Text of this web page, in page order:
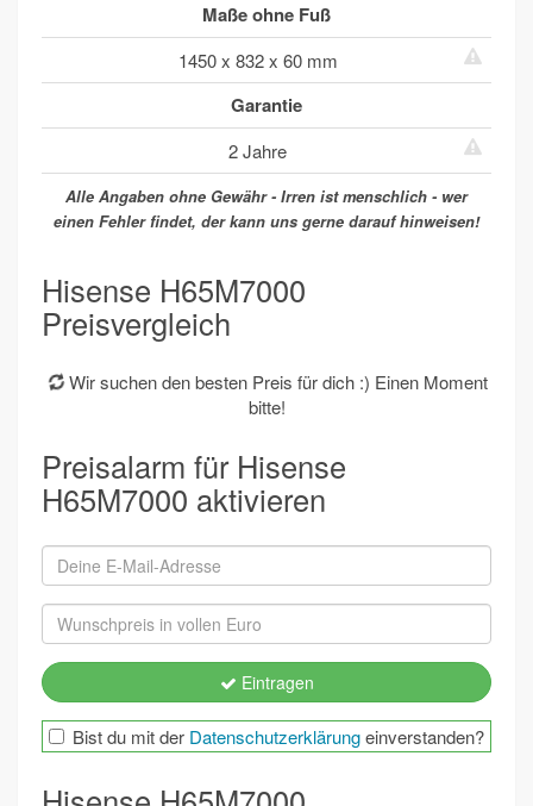
Maße ohne Fuß
1450 x 832 x 60 mm
Garantie
2 Jahre
Alle Angaben ohne Gewähr - Irren ist menschlich - wer
einen Fehler findet, der kann uns gerne darauf hinweisen!
Hisense H65M7000
Preisvergleich
Wir suchen den besten Preis für dich :) Einen Moment
bitte!
Preisalarm für Hisense
H65M7000 aktivieren
Eintragen
Bist du mit der Datenschutzerklärungeinverstanden?